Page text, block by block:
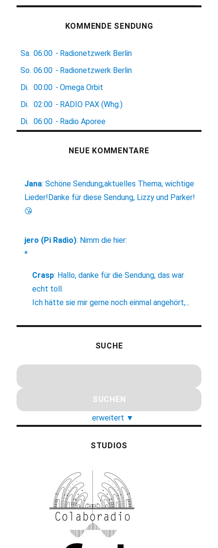
KOMMENDE SENDUNG
Sa. 06:00 - Radionetzwerk Berlin
So. 06:00 - Radionetzwerk Berlin
Di.
00:00 - Omega Orbit
Di.
02:00 - RADIO PAX (Whg.)
Di.
06:00 - Radio Aporee
NEUE KOMMENTARE
Jana:Schöne Sendung,aktuelles Thema, wichtige
Lieder!Danke für diese Sendung, Lizzy und Parker!
😘
jero (Pi Radio): Nimm die hier:
*
Crasp: Hallo, danke für die Sendung, das war
echt toll.
Ich hätte sie mir gerne noch einmal angehört,...
SUCHE
erweitert ▼
STUDIOS